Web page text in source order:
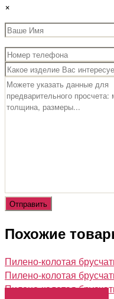
×
Похожие
Пилено-колотая
Пилено-колотая
Пилено-колотая